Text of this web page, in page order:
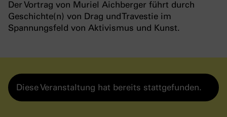
Der Vortrag von Muriel Aichberger führt durch
Geschichte(n) von Drag und Travestie im
Spannungsfeld von Aktivismus und Kunst.
Diese Veranstaltung hat bereits stattgefunden.